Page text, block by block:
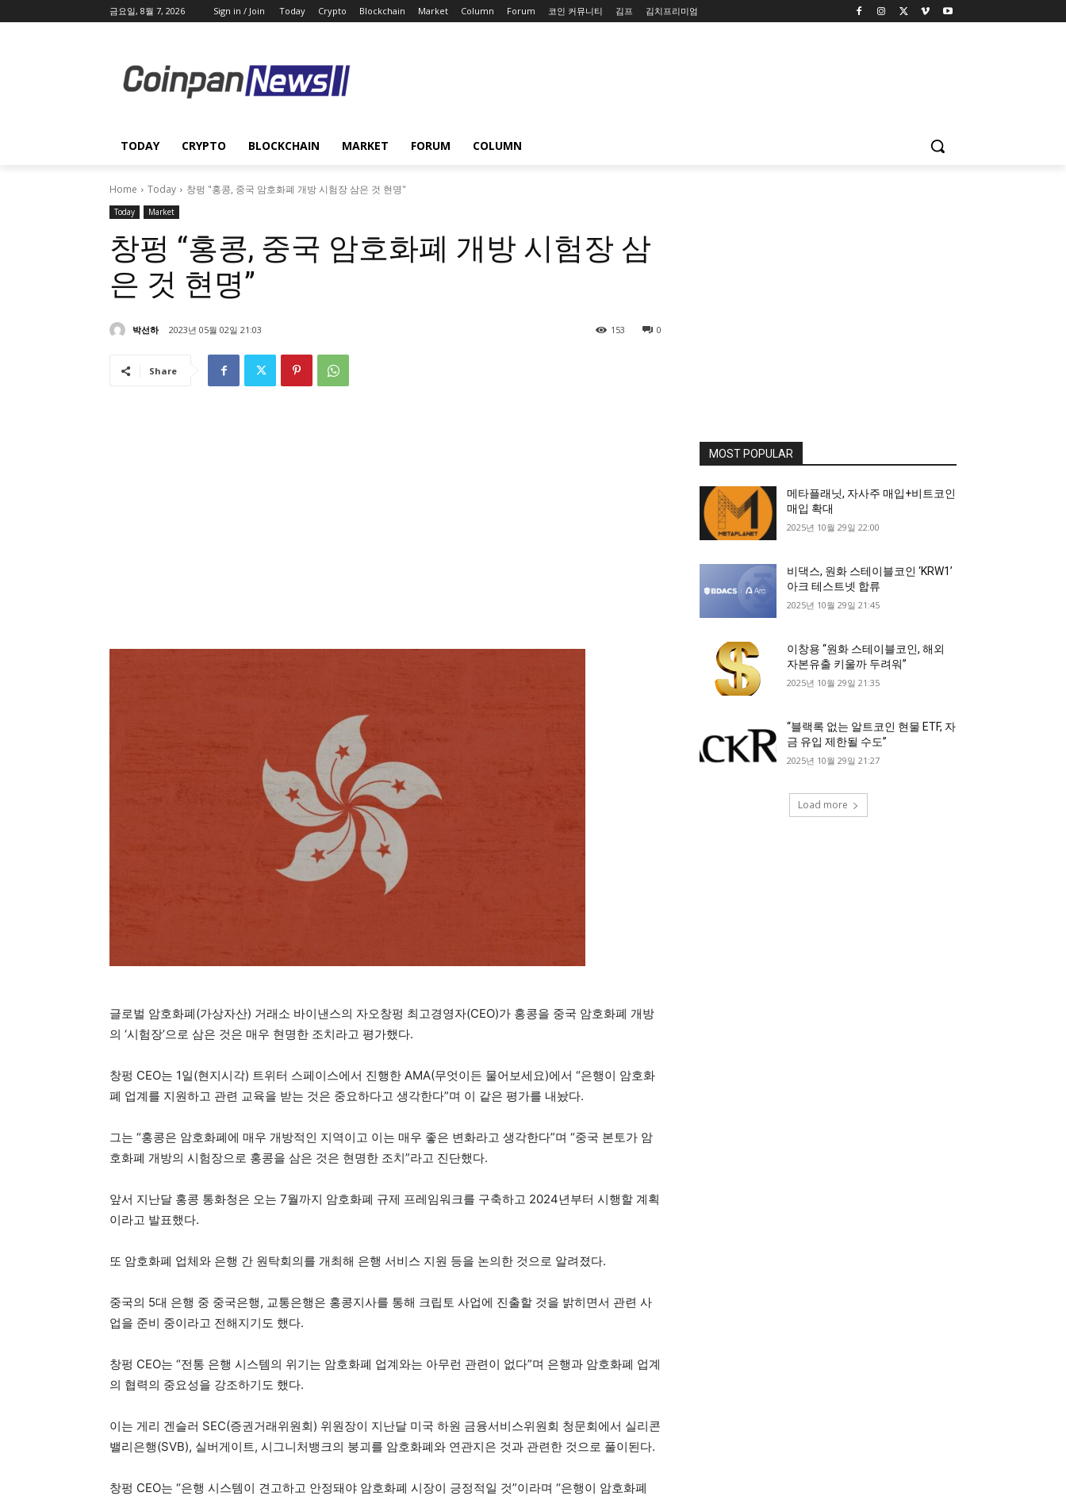
금요일, 8월 7, 2026 Sign in / Join Today Crypto Blockchain Market Column Forum 코인 커뮤니티 김프 김치프리미엄
TODAY CRYPTO BLOCKCHAIN MARKET FORUM COLUMN
Home Today 창펑 "홍콩, 중국 암호화폐 개방 시험장 삼은 것 현명"
Today Market
창펑 “홍콩, 중국 암호화폐 개방 시험장 삼
은 것 현명”
박선하 2023년 05월 02일 21:03 0
153
Share
글로벌 암호화폐(가상자산) 거래소 바이낸스의 자오창펑 최고경영자(CEO)가 홍콩을 중국 암호화폐 개방
의 ‘시험장’으로 삼은 것은 매우 현명한 조치라고 평가했다.
창펑 CEO는 1일(현지시각) 트위터 스페이스에서 진행한 AMA(무엇이든 물어보세요)에서 “은행이 암호화
폐 업계를 지원하고 관련 교육을 받는 것은 중요하다고 생각한다”며 이 같은 평가를 내놨다.
그는 “홍콩은 암호화폐에 매우 개방적인 지역이고 이는 매우 좋은 변화라고 생각한다”며 “중국 본토가 암
호화폐 개방의 시험장으로 홍콩을 삼은 것은 현명한 조치”라고 진단했다.
앞서 지난달 홍콩 통화청은 오는 7월까지 암호화폐 규제 프레임워크를 구축하고 2024년부터 시행할 계획
이라고 발표했다.
또 암호화폐 업체와 은행 간 원탁회의를 개최해 은행 서비스 지원 등을 논의한 것으로 알려졌다.
중국의 5대 은행 중 중국은행, 교통은행은 홍콩지사를 통해 크립토 사업에 진출할 것을 밝히면서 관련 사
업을 준비 중이라고 전해지기도 했다.
창펑 CEO는 “전통 은행 시스템의 위기는 암호화폐 업계와는 아무런 관련이 없다”며 은행과 암호화폐 업계
의 협력의 중요성을 강조하기도 했다.
이는 게리 겐슬러 SEC(증권거래위원회) 위원장이 지난달 미국 하원 금융서비스위원회 청문회에서 실리콘
밸리은행(SVB), 실버게이트, 시그니처뱅크의 붕괴를 암호화폐와 연관지은 것과 관련한 것으로 풀이된다.
창펑 CEO는 “은행 시스템이 견고하고 안정돼야 암호화폐 시장이 긍정적일 것”이라며 “은행이 암호화폐
MOST POPULAR
메타플래닛, 자사주 매입+비트코인
매입 확대
2025년 10월 29일 22:00
비댁스, 원화 스테이블코인 ‘KRW1’
아크 테스트넷 합류
2025년 10월 29일 21:45
이창용 “원화 스테이블코인, 해외
자본유출 키울까 두려워”
2025년 10월 29일 21:35
“블랙록 없는 알트코인 현물 ETF, 자
금 유입 제한될 수도”
2025년 10월 29일 21:27
Load more